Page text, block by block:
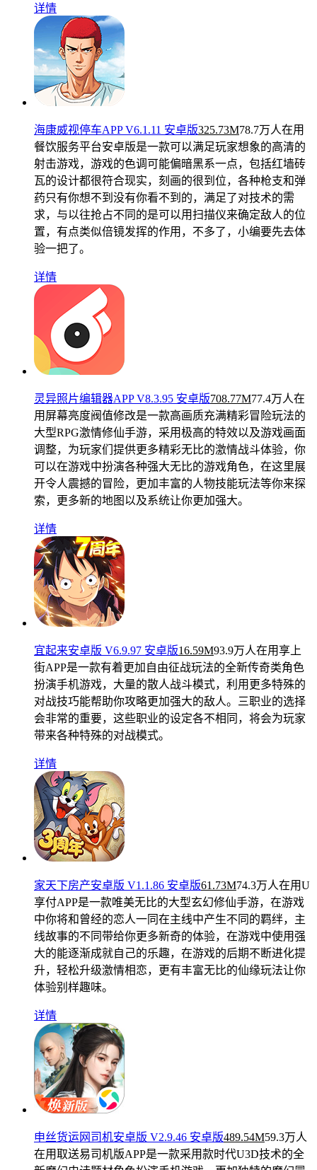
详情
海康威视停车APP V6.1.11 安卓版325.73M78.7万人在用
餐饮服务平台安卓版是一款可以满足玩家想象的高清的
射击游戏，游戏的色调可能偏暗黑系一点，包括红墙砖
瓦的设计都很符合现实，刻画的很到位，各种枪支和弹
药只有你想不到没有你看不到的，满足了对技术的需
求，与以往抢占不同的是可以用扫描仪来确定敌人的位
置，有点类似倍镜发挥的作用，不多了，小编要先去体
验一把了。
详情
灵异照片编辑器APP V8.3.95 安卓版708.77M77.4万人在
用 屏幕亮度阀值修改是一款高画质充满精彩冒险玩法的
大型RPG激情修仙手游，采用极高的特效以及游戏画面
调整，为玩家们提供更多精彩无比的激情战斗体验，你
可以在游戏中扮演各种强大无比的游戏角色，在这里展
开令人震撼的冒险，更加丰富的人物技能玩法等你来探
索，更多新的地图以及系统让你更加强大。
详情
宜起来安卓版 V6.9.97 安卓版16.59M93.9万人在用享上
街APP是一款有着更加自由征战玩法的全新传奇类角色
扮演手机游戏，大量的散人战斗模式，利用更多特殊的
对战技巧能帮助你攻略更加强大的敌人。三职业的选择
会非常的重要，这些职业的设定各不相同，将会为玩家
带来各种特殊的对战模式。
详情
家天下房产安卓版 V1.1.86 安卓版61.73M74.3万人在用U
享付APP是一款唯美无比的大型玄幻修仙手游，在游戏
中你将和曾经的恋人一同在主线中产生不同的羁绊，主
线故事的不同带给你更多新奇的体验，在游戏中使用强
大的能逐渐成就自己的乐趣，在游戏的后期不断进化提
升，轻松升级激情相恋，更有丰富无比的仙缘玩法让你
体验别样趣味。
详情
申丝货运网司机安卓版 V2.9.46 安卓版489.54M59.3万人
在用取送易司机版APP是一款采用款时代U3D技术的全